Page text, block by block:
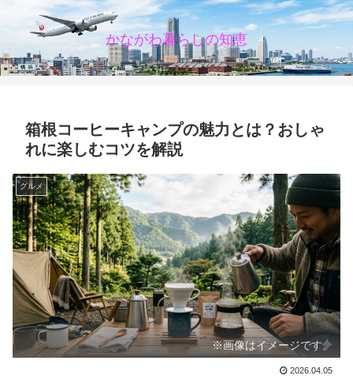
かながわ暮らしの知恵
箱根コーヒーキャンプの魅力とは？おしゃ
れに楽しむコツを解説
グルメ
※画像はイメージです。
2026.04.05